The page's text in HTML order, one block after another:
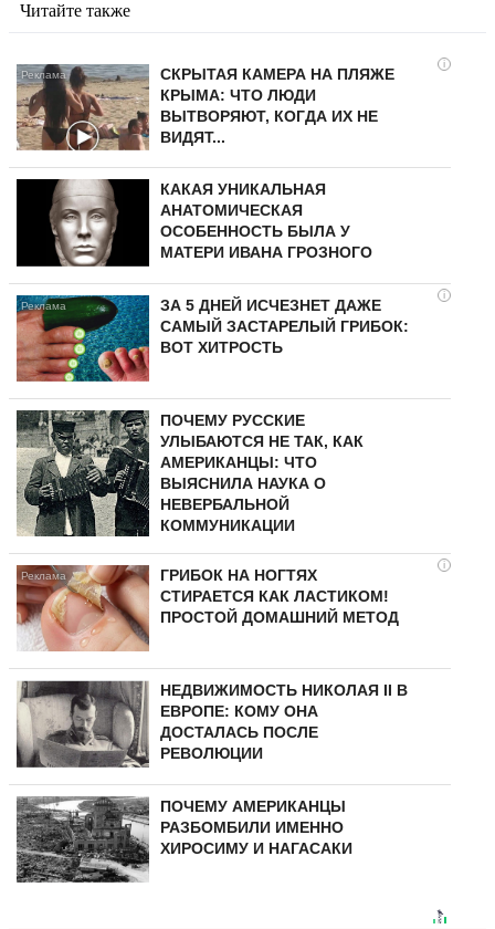
Читайте также
i
СКРЫТАЯ КАМЕРА НА ПЛЯЖЕ
КРЫМА: ЧТО ЛЮДИ
ВЫТВОРЯЮТ, КОГДА ИХ НЕ
ВИДЯТ...
КАКАЯ УНИКАЛЬНАЯ
АНАТОМИЧЕСКАЯ
ОСОБЕННОСТЬ БЫЛА У
МАТЕРИ ИВАНА ГРОЗНОГО
i
ЗА 5 ДНЕЙ ИСЧЕЗНЕТ ДАЖЕ
САМЫЙ ЗАСТАРЕЛЫЙ ГРИБОК:
ВОТ ХИТРОСТЬ
ПОЧЕМУ РУССКИЕ
УЛЫБАЮТСЯ НЕ ТАК, КАК
АМЕРИКАНЦЫ: ЧТО
ВЫЯСНИЛА НАУКА О
НЕВЕРБАЛЬНОЙ
КОММУНИКАЦИИ
i
ГРИБОК НА НОГТЯХ
СТИРАЕТСЯ КАК ЛАСТИКОМ!
ПРОСТОЙ ДОМАШНИЙ МЕТОД
НЕДВИЖИМОСТЬ НИКОЛАЯ II В
ЕВРОПЕ: КОМУ ОНА
ДОСТАЛАСЬ ПОСЛЕ
РЕВОЛЮЦИИ
ПОЧЕМУ АМЕРИКАНЦЫ
РАЗБОМБИЛИ ИМЕННО
ХИРОСИМУ И НАГАСАКИ